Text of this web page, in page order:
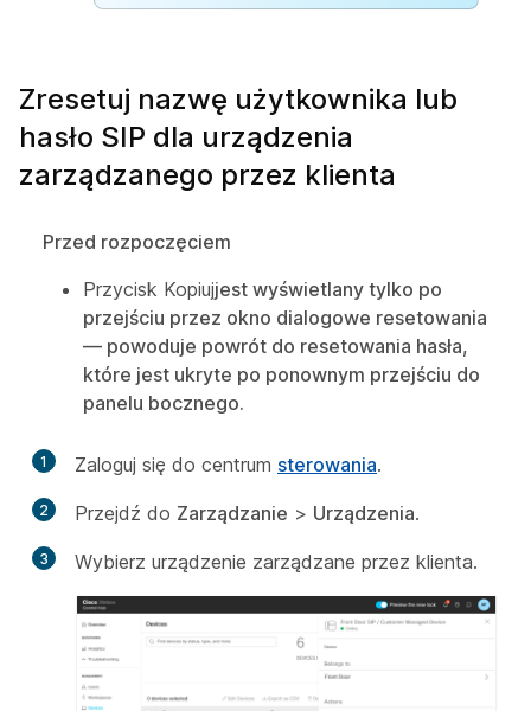
Zresetuj nazwę użytkownika lub
hasło SIP dla urządzenia
zarządzanego przez klienta
Przed rozpoczęciem
Przycisk Kopiujjest wyświetlany tylko po
przejściu przez okno dialogowe resetowania
— powoduje powrót do resetowania hasła,
które jest ukryte po ponownym przejściu do
panelu bocznego.
1 Zaloguj się do centrum sterowania.
2 Przejdź do Zarządzanie > Urządzenia.
3 Wybierz urządzenie zarządzane przez klienta.